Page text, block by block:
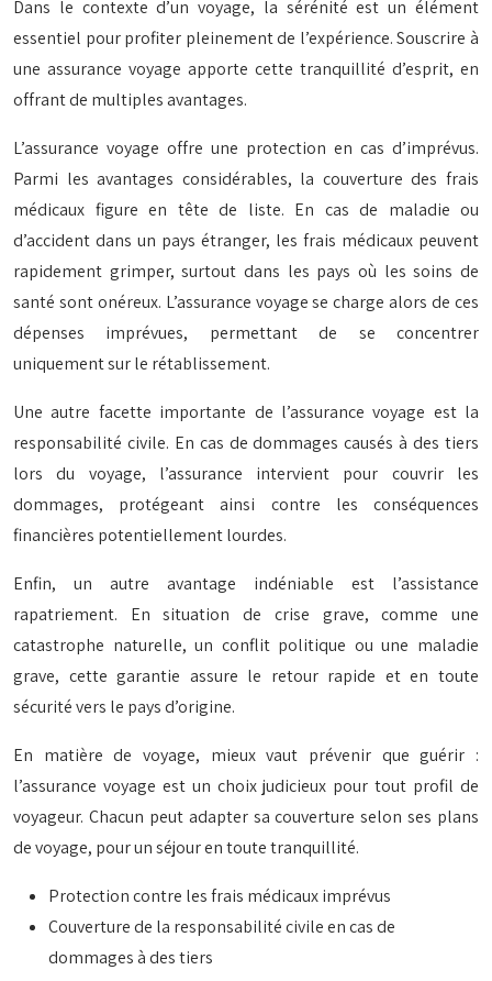
Dans le contexte d’un voyage, la sérénité est un élément
essentiel pour profiter pleinement de l’expérience. Souscrire à
une assurance voyage apporte cette tranquillité d’esprit, en
offrant de multiples avantages.
L’assurance voyage offre une protection en cas d’imprévus.
Parmi les avantages considérables, la couverture des frais
médicaux figure en tête de liste. En cas de maladie ou
d’accident dans un pays étranger, les frais médicaux peuvent
rapidement grimper, surtout dans les pays où les soins de
santé sont onéreux. L’assurance voyage se charge alors de ces
dépenses imprévues, permettant de se concentrer
uniquement sur le rétablissement.
Une autre facette importante de l’assurance voyage est la
responsabilité civile. En cas de dommages causés à des tiers
lors du voyage, l’assurance intervient pour couvrir les
dommages, protégeant ainsi contre les conséquences
financières potentiellement lourdes.
Enfin, un autre avantage indéniable est l’assistance
rapatriement. En situation de crise grave, comme une
catastrophe naturelle, un conflit politique ou une maladie
grave, cette garantie assure le retour rapide et en toute
sécurité vers le pays d’origine.
En matière de voyage, mieux vaut prévenir que guérir :
l’assurance voyage est un choix judicieux pour tout profil de
voyageur. Chacun peut adapter sa couverture selon ses plans
de voyage, pour un séjour en toute tranquillité.
Protection contre les frais médicaux imprévus
Couverture de la responsabilité civile en cas de
dommages à des tiers